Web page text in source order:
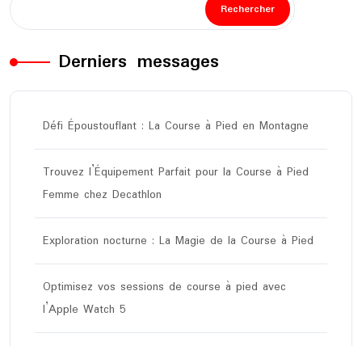
Rechercher
Derniers messages
Défi Époustouflant : La Course à Pied en Montagne
Trouvez l’Équipement Parfait pour la Course à Pied
Femme chez Decathlon
Exploration nocturne : La Magie de la Course à Pied
Optimisez vos sessions de course à pied avec
l’Apple Watch 5